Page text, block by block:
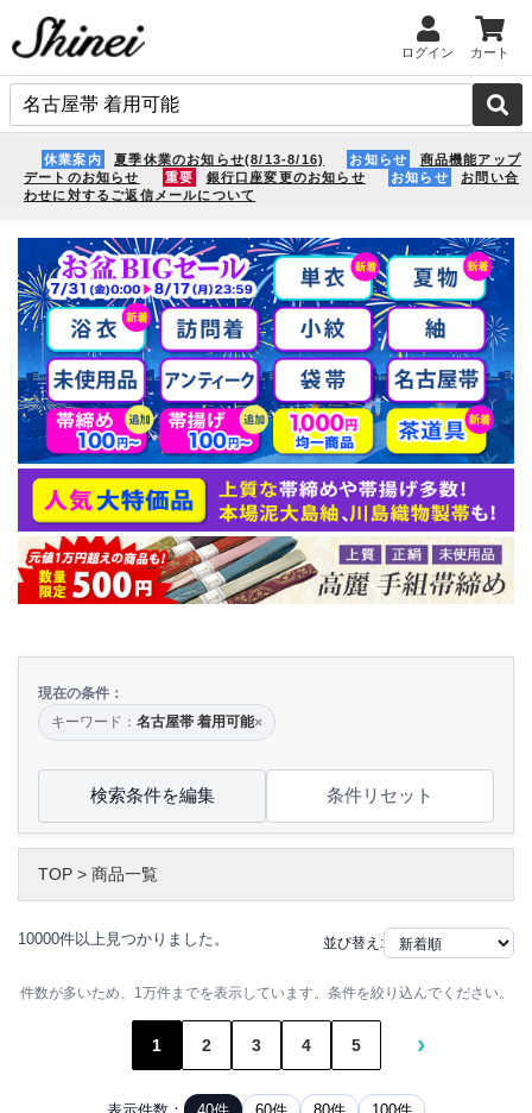
ログイン カート
休業案内 夏季休業のお知らせ(8/13-8/16) お知らせ
商品機能アップ
デートのお知らせ
重要 銀行口座変更のお知らせ お知らせ
お問い合
わせに対するご返信メールについて
現在の条件：
キーワード： 名古屋帯 着用可能×
検索条件を編集 条件リセット
TOP > 商品一覧
10000件以上見つかりました。 並び替え:
件数が多いため、1万件までを表示しています。条件を絞り込んでください。
1 2 3 4 5 ›